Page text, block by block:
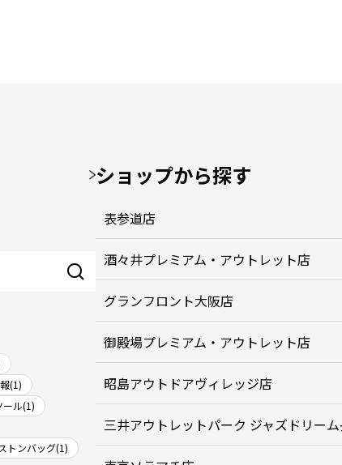
(1)
ール(1)
トンバッグ(1)
ショップから探す
表参道店
酒々井プレミアム・アウトレット店
グランフロント大阪店
御殿場プレミアム・アウトレット店
昭島アウトドアヴィレッジ店
三井アウトレットパーク ジャズドリー